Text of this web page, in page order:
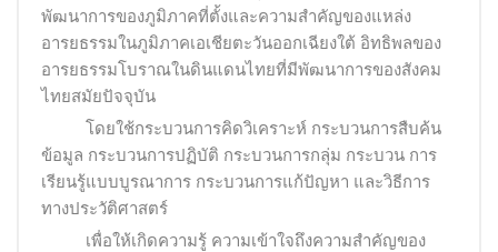
พัฒนาการของภูมิภาคที่ตั้งและความสำคัญของแหล่ง
อารยธรรมในภูมิภาคเอเชียตะวันออกเฉียงใต้ อิทธิพลของ
อารยธรรมโบราณในดินแดนไทยที่มีพัฒนาการของสังคม
ไทยสมัยปัจจุบัน
โดยใช้กระบวนการคิดวิเคราะห์ กระบวนการสืบค้น
ข้อมูล กระบวนการปฏิบัติ กระบวนการกลุ่ม กระบวน การ
เรียนรู้แบบบูรณาการ กระบวนการแก้ปัญหา และวิธีการ
ทางประวัติศาสตร์
เพื่อให้เกิดความรู้ ความเข้าใจถึงความสำคัญของ